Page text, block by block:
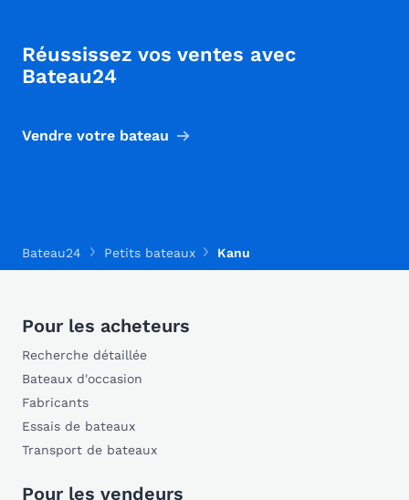
Réussissez vos ventes avec
Bateau24
Vendre votre bateau
Bateau24 Petits bateaux Kanu
Pour les acheteurs
Recherche détaillée
Bateaux d'occasion
Fabricants
Essais de bateaux
Transport de bateaux
Pour les vendeurs